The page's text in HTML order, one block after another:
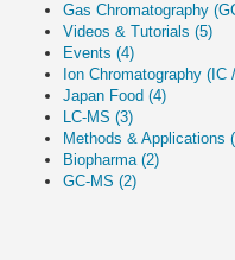
Gas Chromatography
Videos & Tutorials (5)
Events (4)
Ion Chromatography (IC
Japan Food (4)
LC-MS (3)
Methods & Applications
Biopharma (2)
GC-MS (2)